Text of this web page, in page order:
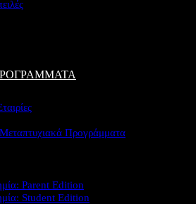
Προγράμματα
Parent Edition
Student Edition